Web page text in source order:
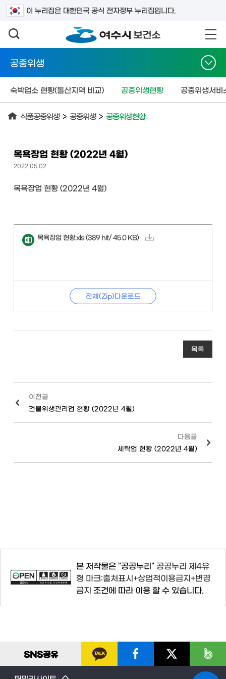
이 누리집은 대한민국 공식 전자정부 누리집입니다.
검색어를 입력하세요
공중위생
숙박업소 현황(돌산지역 비교) 공중위생현황 공중위생서비
식품공중위생 > 공중위생 > 공중위생현황
목욕장업 현황 (2022년 4월)
2022.05.02
목욕장업 현황 (2022년 4월)
목욕장업 현황.xls (389 hit/ 45.0 KB)
전체(Zip)다운로드
목록
이전글
건물위생관리업 현황 (2022년 4월)
다음글
세탁업 현황 (2022년 4월)
본 저작물은 "공공누리" 공공누리 제4유
형 마크:출처표시+상업적이용금지+변경
금지 조건에 따라 이용 할 수 있습니다.
SNS공유